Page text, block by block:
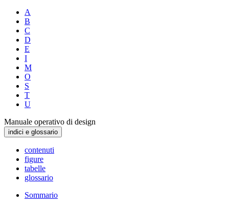
A
B
C
D
E
I
M
O
S
T
U
Manuale operativo di design
indici e glossario
contenuti
figure
tabelle
glossario
Sommario